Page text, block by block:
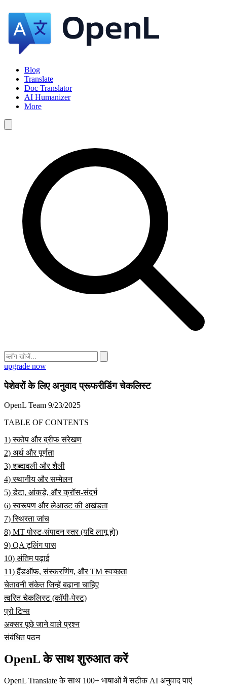
Blog
Translate
Doc Translator
AI Humanizer
More
upgrade now
पेशेवरों के लिए अनुवाद प्रूफरीडिंग चेकलिस्ट
OpenL Team 9/23/2025
TABLE OF CONTENTS
1) स्कोप और ब्रीफ संरेखण
2) अर्थ और पूर्णता
3) शब्दावली और शैली
4) स्थानीय और सम्मेलन
5) डेटा, आंकड़े, और क्रॉस-संदर्भ
6) स्वरूपण और लेआउट की अखंडता
7) स्थिरता जांच
8) MT पोस्ट-संपादन स्तर (यदि लागू हो)
9) QA टूलिंग पास
10) अंतिम पढ़ाई
11) हैंडऑफ, संस्करणिंग, और TM स्वच्छता
चेतावनी संकेत जिन्हें बढ़ाना चाहिए
त्वरित चेकलिस्ट (कॉपी-पेस्ट)
प्रो टिप्स
अक्सर पूछे जाने वाले प्रश्न
संबंधित पठन
OpenL के साथ शुरुआत करें
OpenL Translate के साथ 100+ भाषाओं में सटीक AI अनुवाद पाएं